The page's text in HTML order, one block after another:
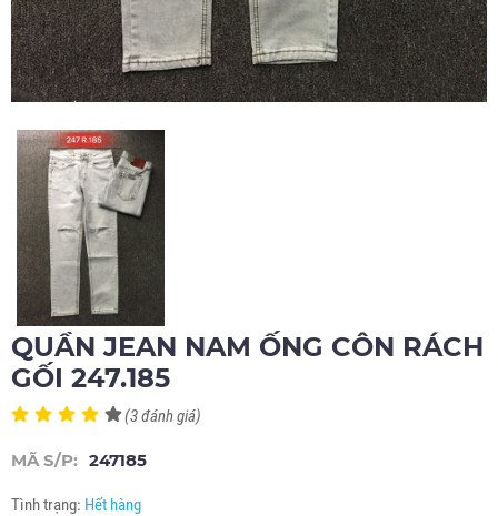
QUẦN JEAN NAM ỐNG CÔN RÁCH
GỐI 247.185
(3 đánh giá)
MÃ S/P: 247185
Tình trạng: Hết hàng